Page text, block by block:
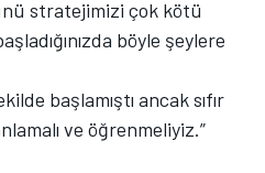
stratejimizi çok kötü
böyle şeylere
başlamıştı ancak sıfır
ve öğrenmeliyiz.”